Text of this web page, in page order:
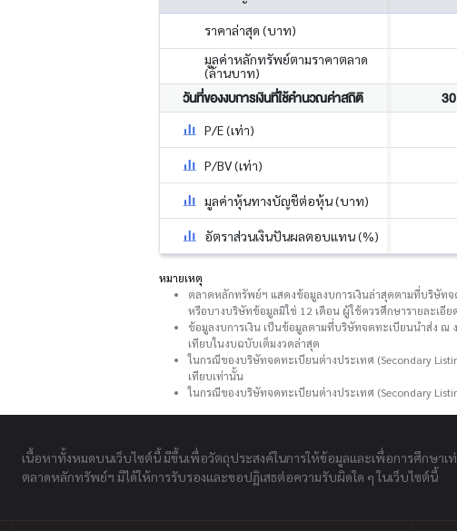
ราคาล่าสุด (บาท)
มูลค่าหลักทรัพย์ตามราคาตลาด
(ล้านบาท)
วันที่ของงบการเงินที่ใช้คำนวณค่าสถิติ
P/E (เท่า)
P/BV (เท่า)
มูลค่าหุ้นทางบัญชีต่อหุ้น (บาท)
อัตราส่วนเงินปันผลตอบแทน (%)
หมายเหตุ
ตลาดหลักทรัพย์ฯ แสดงข้อมูลงบการเงินล่าสุดตามที่บริษั
หรือบางบริษัทข้อมูลมิใช่ 12 เดือน ผู้ใช้ควรศึกษารายละเอี
ข้อมูลงบการเงิน เป็นข้อมูลตามที่บริษัทจดทะเบียนนำส่ง ณ
เทียบในงบฉบับเต็มงวดล่าสุด
ในกรณีของบริษัทจดทะเบียนต่างประเทศ (Secondary
เทียบเท่านั้น
ในกรณีของบริษัทจดทะเบียนต่างประเทศ (Secondary
เนื้อหาทั้งหมดบนเว็บไซต์นี้ มีขึ้นเพื่อวัตถุประสงค์ในการให้ข้อมูลและเพื่อการศึกษาเ
ตลาดหลักทรัพย์ฯ มิได้ให้การรับรองและขอปฏิเสธต่อความรับผิดใด ๆ ในเว็บไซต์นี้